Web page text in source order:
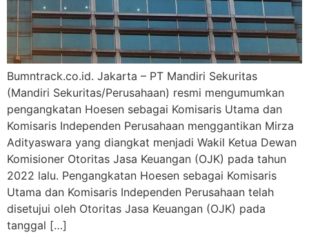
Bumntrack.co.id. Jakarta – PT Mandiri Sekuritas
(Mandiri Sekuritas/Perusahaan) resmi mengumumkan
pengangkatan Hoesen sebagai Komisaris Utama dan
Komisaris Independen Perusahaan menggantikan Mirza
Adityaswara yang diangkat menjadi Wakil Ketua Dewan
Komisioner Otoritas Jasa Keuangan (OJK) pada tahun
2022 lalu. Pengangkatan Hoesen sebagai Komisaris
Utama dan Komisaris Independen Perusahaan telah
disetujui oleh Otoritas Jasa Keuangan (OJK) pada
tanggal […]